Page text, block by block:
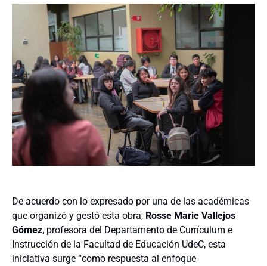
De acuerdo con lo expresado por una de las académicas
que organizó y gestó esta obra, Rosse Marie Vallejos
Gómez, profesora del Departamento de Currículum e
Instrucción de la Facultad de Educación UdeC, esta
iniciativa surge “como respuesta al enfoque